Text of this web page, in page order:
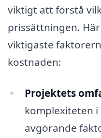
viktigt att förstå
prissättningen.
viktigaste
kostnaden:
Projektets
komplexiteten
avgörande